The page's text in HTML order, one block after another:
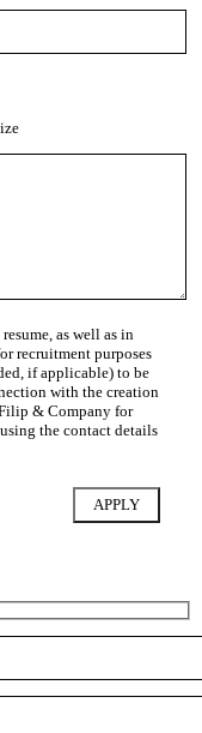
as well as in
recruitment purposes
if applicable) to be
with the creation
& Company for
the contact details